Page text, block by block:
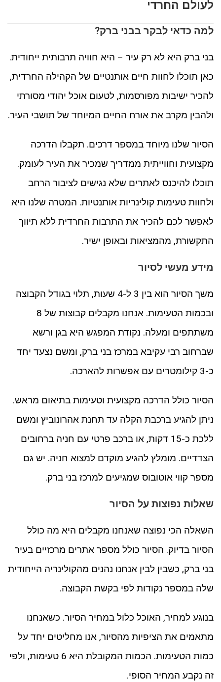
לעולם החרדי
למה כדאי לבקר בבני ברק?
בני ברק היא לא רק עיר – היא חוויה תרבותית ייחודית.
כאן תוכלו לחוות חיים אותנטיים של הקהילה החרדית,
להכיר ישיבות מפורסמות, לטעום אוכל יהודי מסורתי
ולהבין מקרב את אורח החיים המיוחד של תושבי העיר.
הסיור שלנו מיוחד במספר דרכים. תקבלו הדרכה
מקצועית וחווייתית ממדריך שמכיר את העיר לעומק.
תוכלו להיכנס לאתרים שלא נגישים לציבור הרחב
ולחוות טעימות קולינריות אותנטיות. המטרה שלנו היא
לאפשר לכם להכיר את התרבות החרדית ללא תיווך
התקשורת, מהמציאות ובאופן ישיר.
מידע מעשי לסיור
משך הסיור הוא בין 3 ל-4 שעות, תלוי בגודל הקבוצה
ובכמות הטעימות. אנחנו מקבלים קבוצות של 8
משתתפים ומעלה. נקודת המפגש היא בגן ורשא
שברחוב רבי עקיבא במרכז בני ברק, ומשם נצעד יחד
כ-3 קילומטרים עם אפשרות להארכה.
הסיור כולל הדרכה מקצועית וטעימות בתיאום מראש.
ניתן להגיע ברכבת הקלה עד תחנת אהרונוביץ ומשם
ללכת כ-15 דקות, או ברכב פרטי עם חניה ברחובים
הצדדיים. מומלץ להגיע מוקדם למצוא חניה. יש גם
מספר קווי אוטובוס שמגיעים למרכז בני ברק.
שאלות נפוצות על הסיור
השאלה הכי נפוצה שאנחנו מקבלים היא מה כולל
הסיור בדיוק. הסיור כולל מספר אתרים מרכזיים בעיר
בני ברק, כשבין לבין אנחנו נהנים מהקולינריה הייחודית
שלה במספר נקודות לפי בקשת הקבוצה.
בנוגע למחיר, האוכל כלול במחיר הסיור. כשאנחנו
מתאמים את הציפיות מהסיור, אנו מחליטים יחד על
כמות הטעימות. הכמות המקובלת היא 6 טעימות, ולפי
זה נקבע המחיר הסופי.